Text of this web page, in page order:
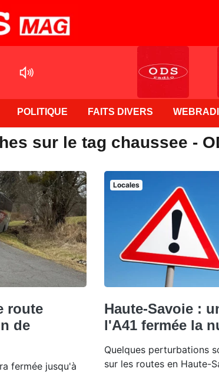
POLITIQUE FAITS DIVERS
sur le tag chaussee -
route
de
fermée jusqu'à
Locales
Haute-Savoie :
l'A41 fermée la
Quelques perturbations
sur les routes en Haute-